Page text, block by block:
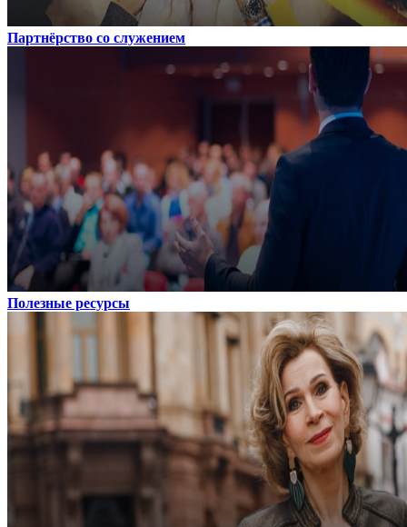
Партнёрство со служением
Полезные ресурсы